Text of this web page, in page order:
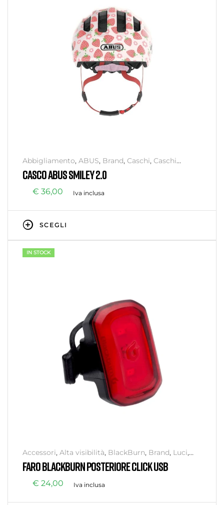
Abbigliamento, ABUS, Brand, Caschi, Caschi
Bambino,Senza categoria
CASCO ABUS SMILEY 2.0
€ 36,00 Iva inclusa
SCEGLI
IN STOCK
Accessori, Alta visibilità, BlackBurn, Brand, Luci,
Senza categoria,Sicurezza
FARO BLACKBURN POSTERIORE CLICK USB
€ 24,00 Iva inclusa